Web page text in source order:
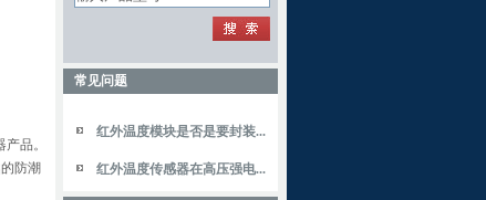
品。
防潮
常见问题
红外温度模块是否是要封装...
红外温度传感器在高压强电...